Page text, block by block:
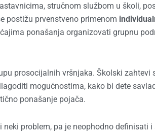
stručnom službom u školi,
postižu prvenstveno primenom
ponašanja organizovati grupnu
prosocijalnih vršnjaka. Školski zahtevi
mogućnostima, kako bi dete
ponašanje pojača.
problem, pa je neophodno definisati